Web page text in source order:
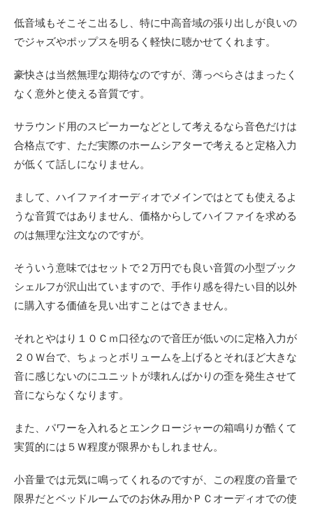
低音域もそこそこ出るし、特に中高音域の張り出しが良いの
でジャズやポップスを明るく軽快に聴かせてくれます。
豪快さは当然無理な期待なのですが、薄っぺらさはまったく
なく意外と使える音質です。
サラウンド用のスピーカーなどとして考えるなら音色だけは
合格点です、ただ実際のホームシアターで考えると定格入力
が低くて話しになりません。
まして、ハイファイオーディオでメインではとても使えるよ
うな音質ではありません、価格からしてハイファイを求める
のは無理な注文なのですが。
そういう意味ではセットで２万円でも良い音質の小型ブック
シェルフが沢山出ていますので、手作り感を得たい目的以外
に購入する価値を見い出すことはできません。
それとやはり１０Ｃｍ口径なので音圧が低いのに定格入力が
２０Ｗ台で、ちょっとボリュームを上げるとそれほど大きな
音に感じないのにユニットが壊れんばかりの歪を発生させて
音にならなくなります。
また、パワーを入れるとエンクロージャーの箱鳴りが酷くて
実質的には５Ｗ程度が限界かもしれません。
小音量では元気に鳴ってくれるのですが、この程度の音量で
限界だとベッドルームでのお休み用かＰＣオーディオでの使